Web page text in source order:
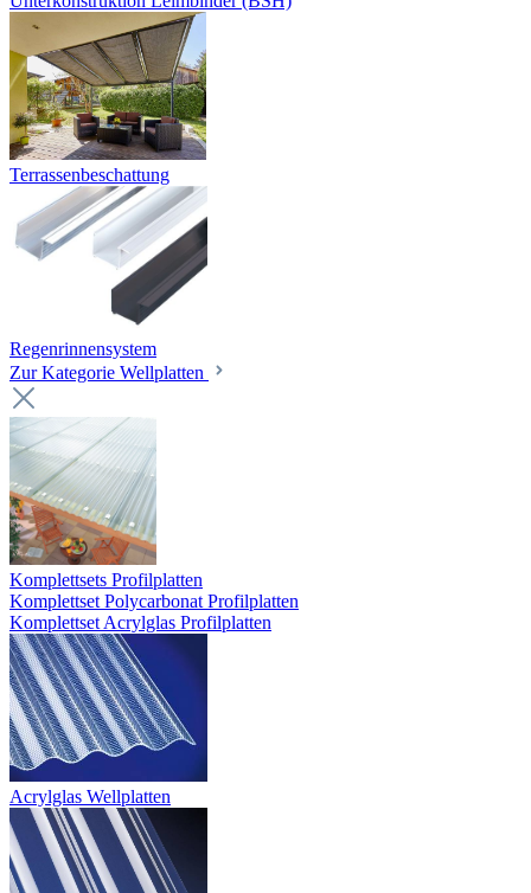
Terrassenbeschattung
Regenrinnensystem
Zur Kategorie Wellplatten
Komplettsets Profilplatten
Komplettset Polycarbonat Profilplatten
Komplettset Acrylglas Profilplatten
Acrylglas Wellplatten